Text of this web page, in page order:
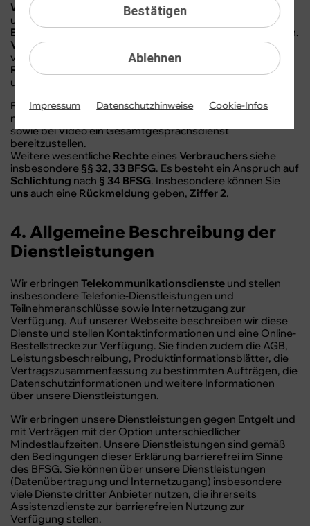
Wahrnehmbarkeit:
Informationen über zwei
unterschiedliche Sinneskanäle.
Bedienbarkeit:Trotz „Behinderung“ ist Interaktion möglich.
Verständlichkeit:Inhalte für alle Menschen gut lesbar und
verständlich.
Robustheit:
Website mit verschiedenen Webbrowsern
und assistiven Technologien kompatibel.
Für Telekommunikationsdienste ist innerhalb der Grenze
nach § 16 BFSG nach § 14 BFSGV Text in Echtzeit (RTT)
sowie bei Video ein Gesamtgesprächsdienst
bereitzustellen.
Weitere wesentliche Rechte eines Verbrauchers siehe
insbesondere §§ 32, 33 BFSG. Es besteht ein Anspruch auf
Schlichtung nach § 34 BFSG. Insbesondere können Sie
unsauch eine Rückmeldung geben, Ziffer 2.
4. Allgemeine Beschreibung der
Dienstleistungen
Wir erbringen Telekommunikationsdienste und stellen
insbesondere Telefonie-Dienstleistungen und
Teilnehmeranschlüsse sowie Internetzugang zur
Verfügung. Auf unserer Webseite beschreiben wir diese
Dienste und stellen Kontaktinformationen und eine Online-
Bestellstrecke zur Verfügung. Sie finden zudem die AGB,
Leistungsbeschreibung, Produktinformationsblätter, die
Vertragszusammenfassung zu bestimmten Aufträgen, die
Datenschutzinformationen und weitere Informationen
über unsere Dienstleistungen.
Wir erbringen unsere Dienstleistungen gegen Entgelt und
mit Verträgen mit der Option unterschiedlicher
Mindestlaufzeiten. Unsere Dienstleistungen sind gemäß
den Bedingungen dieser Erklärung barrierefrei im Sinne
des BFSG. Sie können über unsere Dienstleistungen
(Datenübertragung und Internetzugang) insbesondere
viele Dienste dritter Anbieter nutzen, die ihrerseits
Assistenzdienste zur barrierefreien Nutzung zur
Verfügung stellen.
Ablehnen
Bestätigen
Impressum Datenschutzhinweise Cookie-Infos